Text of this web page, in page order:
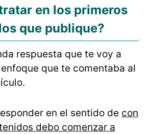
en los primeros
que publique?
respuesta que te voy a
que te comentaba al
en el sentido de con
debo comenzar a